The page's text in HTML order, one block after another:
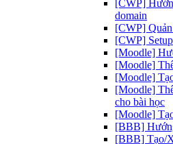
[CWP]
domain
[CWP]
[CWP]
[Moodle]
[Moodle]
[Moodle]
[Moodle]
cho bài học
[Moodle]
[BBB]
[BBB] Tạo/